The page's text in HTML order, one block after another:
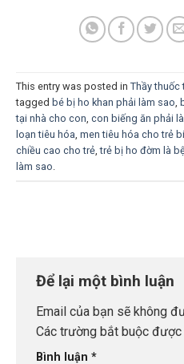
This entry was posted in Thầy thuốc
tagged bé bị ho khan phải làm sao
tại nhà cho con con biếng ăn phải
loạn tiêu hóa men tiêu hóa cho trẻ
chiều cao cho trẻ ,trẻ bị ho đờm là
làm sao
Để lại một bình luận
Email của bạn sẽ không
Các trường bắt buộc được
Bình luận *